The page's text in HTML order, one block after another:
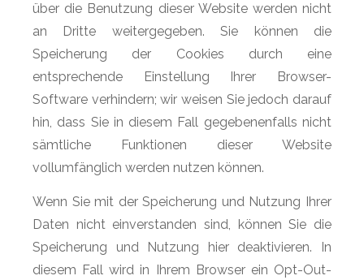
über die Benutzung dieser Website werden nicht
an Dritte weitergegeben. Sie können die
Speicherung der Cookies durch eine
entsprechende Einstellung Ihrer Browser-
Software verhindern; wir weisen Sie jedoch darauf
hin, dass Sie in diesem Fall gegebenenfalls nicht
sämtliche Funktionen dieser Website
vollumfänglich werden nutzen können.
Wenn Sie mit der Speicherung und Nutzung Ihrer
Daten nicht einverstanden sind, können Sie die
Speicherung und Nutzung hier deaktivieren. In
diesem Fall wird in Ihrem Browser ein Opt-Out-